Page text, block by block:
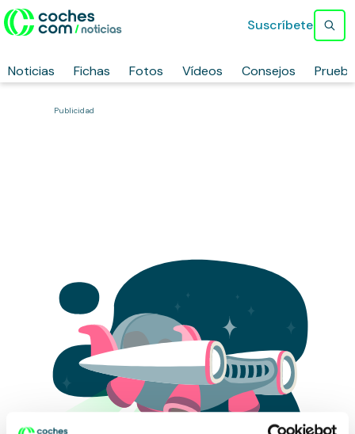
Noticias Fichas Fotos Vídeos Consejos
Suscríbete
Publicidad